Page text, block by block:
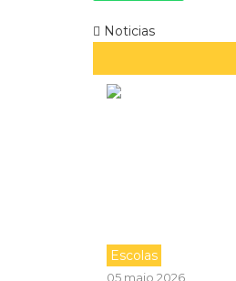
Noticias
Escolas
05 maio 2026